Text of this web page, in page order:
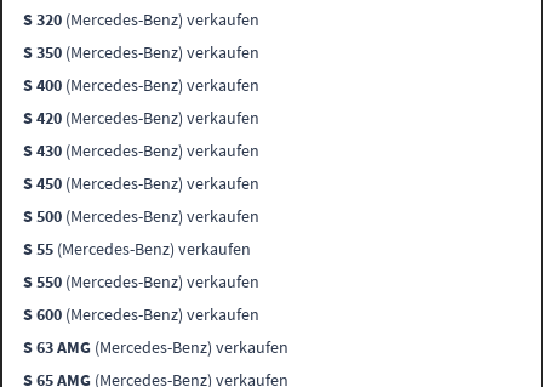
S 320 (Mercedes-Benz) verkaufen
S 350 (Mercedes-Benz) verkaufen
S 400 (Mercedes-Benz) verkaufen
S 420 (Mercedes-Benz) verkaufen
S 430 (Mercedes-Benz) verkaufen
S 450 (Mercedes-Benz) verkaufen
S 500 (Mercedes-Benz) verkaufen
S 55 (Mercedes-Benz) verkaufen
S 550 (Mercedes-Benz) verkaufen
S 600 (Mercedes-Benz) verkaufen
S 63 AMG (Mercedes-Benz) verkaufen
S 65 AMG (Mercedes-Benz) verkaufen